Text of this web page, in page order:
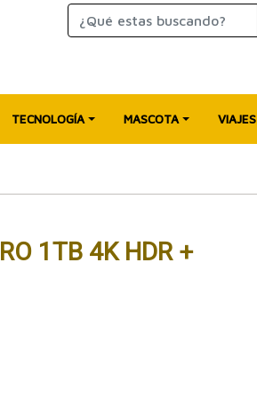
TECNOLOGÍA MASCOTA VIAJES
1TB 4K HDR +